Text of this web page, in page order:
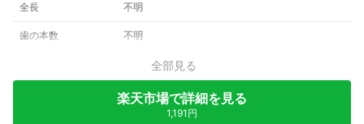
全長 不明
歯の本数 不明
全部見る
楽天市場で詳細を見る
1,191円